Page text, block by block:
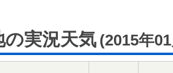
の実況天気 (2015年